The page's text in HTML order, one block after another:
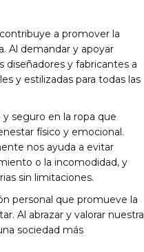
a promover la
Al demandar y apoyar
diseñadores y fabricantes a
y estilizadas para todas las
seguro en la ropa que
físico y emocional.
nos ayuda a evitar
o la incomodidad, y
sin limitaciones.
personal que promueve la
Al abrazar y valorar nuestra
sociedad más